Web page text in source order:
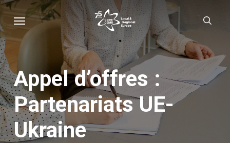
Skip
to
main
content
Menu
Appel d’offres :
Partenariats UE-
Ukraine